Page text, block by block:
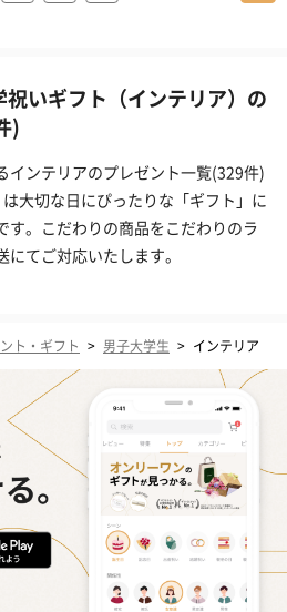
いギフト（インテリア）の
)
インテリアのプレゼント一覧(329件)
大切な日にぴったりな「ギフト」に
す。こだわりの商品をこだわりのラ
てご対応いたします。
ト・ギフト > 男子大学生 > インテリア